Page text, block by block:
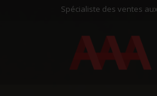
Spécialiste des ventes